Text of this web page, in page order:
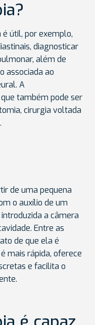
útil, por exemplo,
diagnosticar
além de
associada ao
A
também pode ser
cirurgia voltada
de uma pequena
o auxílio de um
a câmera
Entre as
de que ela é
mais rápida, oferece
e facilita o